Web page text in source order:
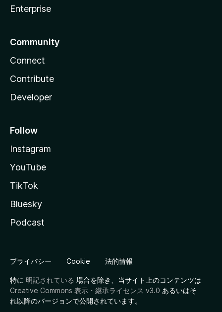
Enterprise
Community
Connect
Contribute
Developer
Follow
Instagram
YouTube
TikTok
Bluesky
Podcast
プライバシー Cookie 法的情報
特に 明記されている 場合を除き、当サイト上のコンテンツは
Creative Commons 表示・継承ライセンス v3.0 あるいはそ
れ以降のバージョンで公開されています。